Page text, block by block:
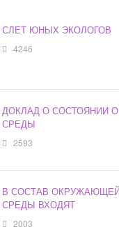
СЛЕТ ЮНЫХ ЭКОЛОГОВ
4246
ДОКЛАД О СОСТОЯНИИ
СРЕДЫ
2593
В СОСТАВ
СРЕДЫ ВХОДЯТ
2003